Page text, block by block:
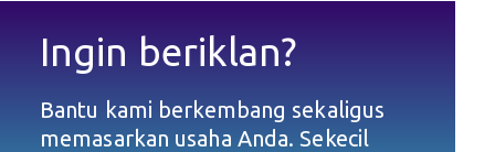
Ingin beriklan?
Bantu kami berkembang sekaligus
memasarkan usaha Anda. Sekecil